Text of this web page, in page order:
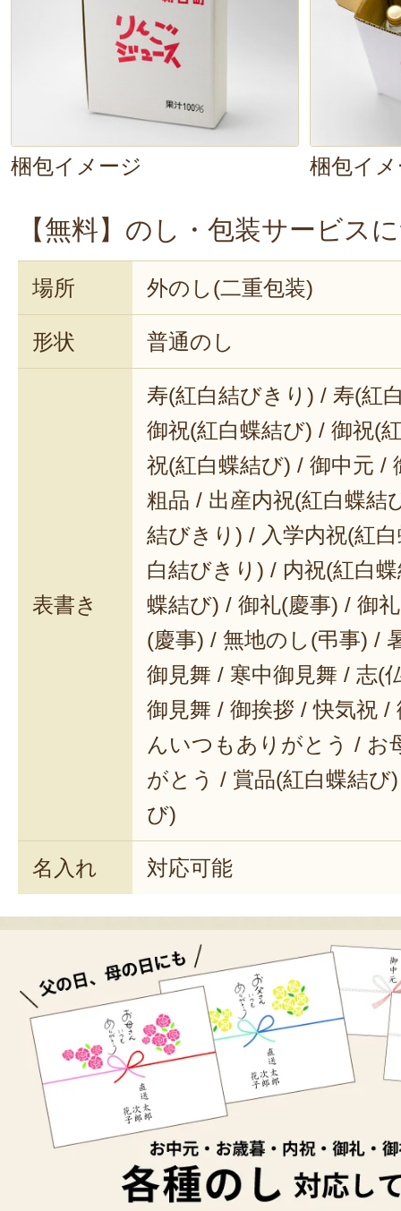
梱包イメージ 梱包イ
【無料】のし・包装サービス
場所 外のし(二重包装)
形状 普通のし
表書き
寿(紅白結びきり) / 寿(紅
御祝(紅白蝶結び) / 御祝(
祝(紅白蝶結び) / 御中元 /
粗品 / 出産内祝(紅白蝶結
結びきり) / 入学内祝(紅
白結びきり) / 内祝(紅白
蝶結び) / 御礼(慶事) / 御
(慶事) / 無地のし(弔事) /
御見舞 / 寒中御見舞 / 志(
御見舞 / 御挨拶 / 快気祝 /
んいつもありがとう / お
がとう / 賞品(紅白蝶結び
び)
名入れ 対応可能